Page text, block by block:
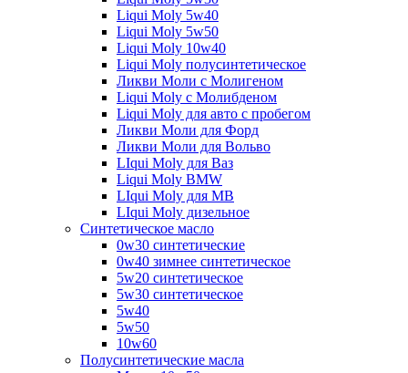
Liqui Moly 5w40
Liqui Moly 5w50
Liqui Moly 10w40
Liqui Moly полусинтетическое
Ликви Моли с Молигеном
Liqui Moly с Молибденом
Liqui Moly для авто с пробегом
Ликви Моли для Форд
Ликви Моли для Вольво
LIqui Moly для Ваз
Liqui Moly BMW
LIqui Moly для MB
LIqui Moly дизельное
Синтетическое масло
0w30 синтетические
0w40 зимнее синтетическое
5w20 синтетическое
5w30 синтетическое
5w40
5w50
10w60
Полусинтетические масла